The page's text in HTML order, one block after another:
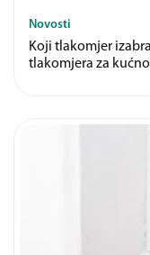
Novosti
Koji tlakomjer
tlakomjera za